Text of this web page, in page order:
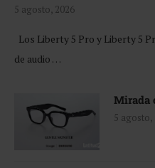
5 agosto, 2026
Los Liberty 5 Pro y Liberty 5
de audio …
Mirada
5 agosto,